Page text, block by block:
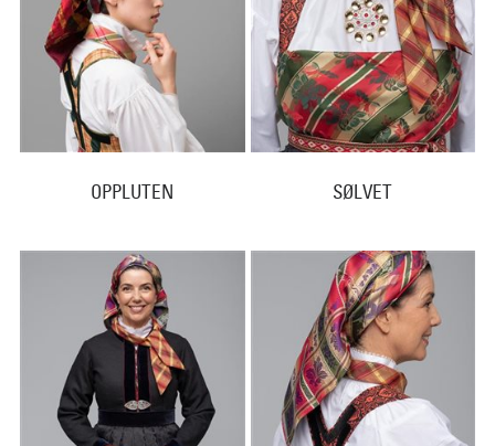
OPPLUTEN SØLVET